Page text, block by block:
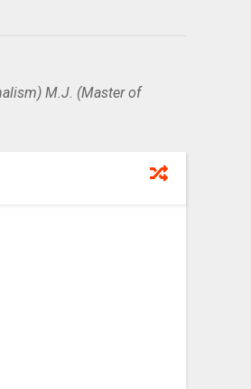
M.J. (Master of